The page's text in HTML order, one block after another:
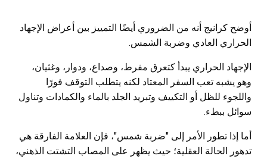
أوضح كرانيج أنه من الضروري أيضًا التمييز بين أعراض الإجهاد
الحراري العادي وضربة الشمس.
الإجهاد الحراري يبدأ كتعرق مفرط، وصداع، ودوار، وغثيان،
وهو يشبه تعب السفر المعتاد لكنه يتطلب التوقف فورًا
واللجوء للظل أو التكييف وتبريد الجلد بالماء والكمادات وتناول
سوائل ببطء.
أما إذا تطور الأمر إلى "ضربة شمس"، فإن العلامة الفارقة هي
تدهور الحالة العقلية؛ حيث يظهر على المصاب التشتت الذهني،